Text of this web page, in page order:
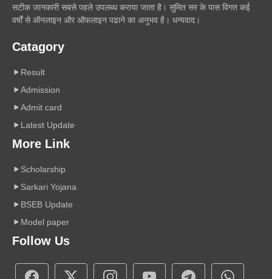
सटीक जानकारी सबसे पहले उपलब्ध कराया जाता है। सुमित सर के पास विगत कई
वर्षों से ऑनलाइन और ऑफलाइन पढाने का अनुभव है। धन्यवाद।
Catagory
Result
Admission
Admit card
Latest Update
More Link
Scholarship
Sarkari Yojana
BSEB Update
Model paper
Follow Us